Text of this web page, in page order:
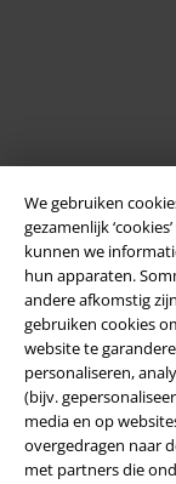
We gebruiken
gezamenlijk
kunnen we
hun apparaten.
andere afkomstig
gebruiken cookies
website te
personaliseren,
(bijv.
media en op
overgedragen naar
met partners die
Legal
Algemene